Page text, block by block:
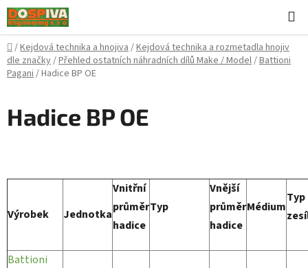
Přejít
na
obsah
Domů
/Kejdová technika a hnojiva/Kejdová technika a rozmetadla hnojiv
dle značky/Přehled ostatních náhradních dílů Make / Model/Battioni
Pagani/Hadice BP OE
Hadice BP OE
Výrobek Jednotka
Vnitřní
průměr
hadice
Typ
Vnější
průměr
hadice
Médium
Typ
Battioni